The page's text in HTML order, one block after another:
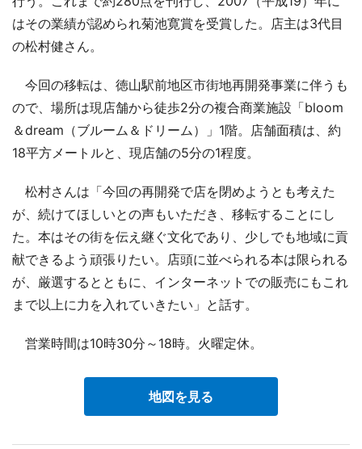
はその業績が認められ菊池寛賞を受賞した。店主は3代目
の松村健さん。
今回の移転は、徳山駅前地区市街地再開発事業に伴うも
ので、場所は現店舗から徒歩2分の複合商業施設「bloom
＆dream（ブルーム＆ドリーム）」1階。店舗面積は、約
18平方メートルと、現店舗の5分の1程度。
松村さんは「今回の再開発で店を閉めようとも考えた
が、続けてほしいとの声もいただき、移転することにし
た。本はその街を伝え継ぐ文化であり、少しでも地域に貢
献できるよう頑張りたい。店頭に並べられる本は限られる
が、厳選するとともに、インターネットでの販売にもこれ
まで以上に力を入れていきたい」と話す。
営業時間は10時30分～18時。火曜定休。
地図を見る